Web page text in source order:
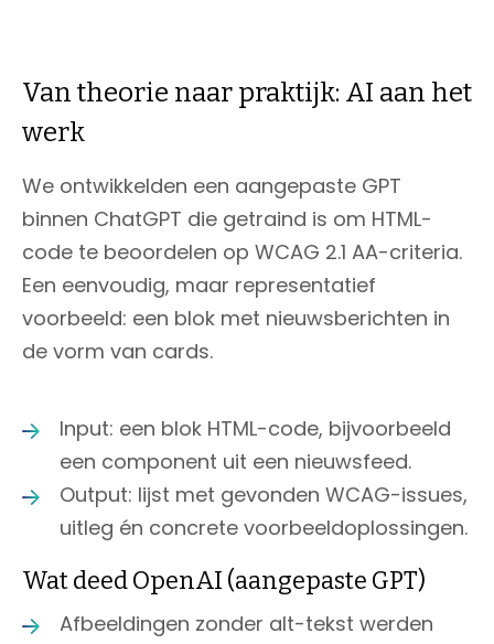
Van theorie naar praktijk: AI aan het
werk
We ontwikkelden een aangepaste GPT
binnen ChatGPT die getraind is om HTML-
code te beoordelen op WCAG 2.1 AA-criteria.
Een eenvoudig, maar representatief
voorbeeld: een blok met nieuwsberichten in
de vorm van cards.
Input: een blok HTML-code, bijvoorbeeld
een component uit een nieuwsfeed.
Output: lijst met gevonden WCAG-issues,
uitleg én concrete voorbeeldoplossingen.
Wat deed OpenAI (aangepaste GPT)
Afbeeldingen zonder alt-tekst werden